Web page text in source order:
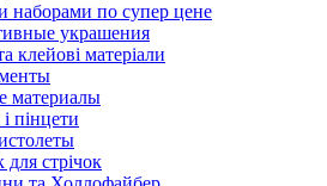
наборами по супер цене
украшения
клейові матеріали
материалы
пінцети
стрічок